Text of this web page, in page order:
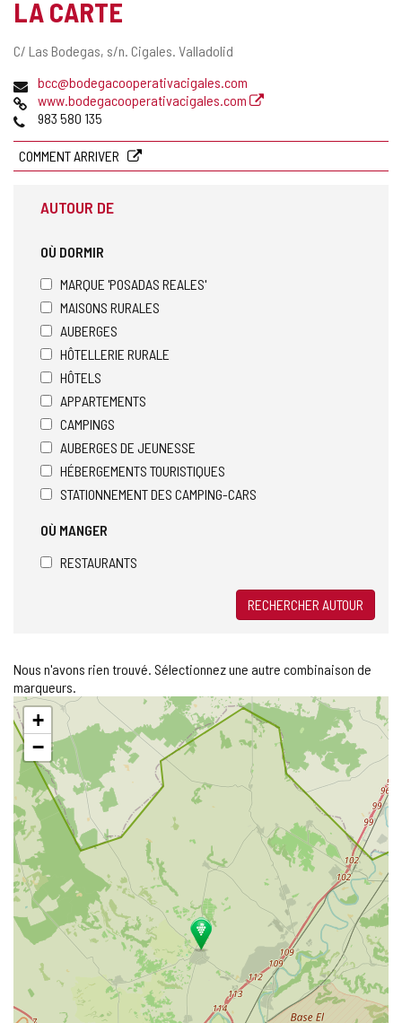
LA CARTE
Adresse
C/ Las Bodegas, s/n. Cigales. Valladolid
Adresse
de
courrier
bcc@bodegacooperativacigales.com
Page
Web
www.bodegacooperativacigales.com
Téléphones
983 580 135
COMMENT ARRIVER
AUTOUR DE
OÙ DORMIR
MARQUE 'POSADAS REALES'
MAISONS RURALES
AUBERGES
HÔTELLERIE RURALE
HÔTELS
APPARTEMENTS
CAMPINGS
AUBERGES DE JEUNESSE
HÉBERGEMENTS TOURISTIQUES
STATIONNEMENT DES CAMPING-CARS
OÙ MANGER
RESTAURANTS
RECHERCHER AUTOUR
Nous n'avons rien trouvé. Sélectionnez une autre combinaison de
marqueurs.
Sauter
la
carte
+
−